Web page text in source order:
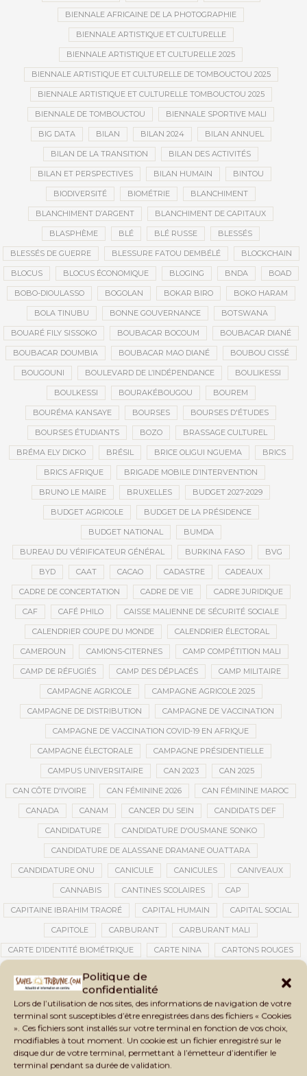
Politique de
confidentialité
Lors de l’utilisation de nos sites, des informations de navigation de votre
terminal sont susceptibles d’être enregistrées dans des fichiers « Cookies
». Ces fichiers sont installés sur votre terminal en fonction de vos choix,
modifiables à tout moment. Un cookie est un fichier enregistré sur le
disque dur de votre terminal, permettant à l’émetteur d’identifier le
terminal pendant sa durée de validation.
BIENNALE AFRICAINE DE LA PHOTOGRAPHIE
BIENNALE ARTISTIQUE ET CULTURELLE
BIENNALE ARTISTIQUE ET CULTURELLE 2025
BIENNALE ARTISTIQUE ET CULTURELLE DE TOMBOUCTOU 2025
BIENNALE ARTISTIQUE ET CULTURELLE TOMBOUCTOU 2025
BIENNALE DE TOMBOUCTOU BIENNALE SPORTIVE MALI
BIG DATA BILAN BILAN 2024 BILAN ANNUEL
BILAN DE LA TRANSITION BILAN DES ACTIVITÉS
BILAN ET PERSPECTIVES BILAN HUMAIN BINTOU
BIODIVERSITÉ BIOMÉTRIE BLANCHIMENT
BLANCHIMENT D’ARGENT BLANCHIMENT DE CAPITAUX
BLASPHÈME BLÉ BLÉ RUSSE BLESSÉS
BLESSÉS DE GUERRE BLESSURE FATOU DEMBÉLÉ BLOCKCHAIN
BLOCUS BLOCUS ÉCONOMIQUE BLOGING BNDA BOAD
BOBO-DIOULASSO BOGOLAN BOKAR BIRO BOKO HARAM
BOLA TINUBU BONNE GOUVERNANCE BOTSWANA
BOUARÉ FILY SISSOKO BOUBACAR BOCOUM BOUBACAR DIANÉ
BOUBACAR DOUMBIA BOUBACAR MAO DIANÉ BOUBOU CISSÉ
BOUGOUNI BOULEVARD DE L’INDÉPENDANCE BOULIKESSI
BOULKESSI BOURAKÉBOUGOU BOUREM
BOURÉMA KANSAYE BOURSES BOURSES D'ÉTUDES
BOURSES ÉTUDIANTS BOZO BRASSAGE CULTUREL
BRÉMA ELY DICKO BRÉSIL BRICE OLIGUI NGUEMA BRICS
BRICS AFRIQUE BRIGADE MOBILE D’INTERVENTION
BRUNO LE MAIRE BRUXELLES BUDGET 2027-2029
BUDGET AGRICOLE BUDGET DE LA PRÉSIDENCE
BUDGET NATIONAL BUMDA
BUREAU DU VÉRIFICATEUR GÉNÉRAL BURKINA FASO BVG
BYD CAAT CACAO CADASTRE CADEAUX
CADRE DE CONCERTATION CADRE DE VIE CADRE JURIDIQUE
CAF CAFÉ PHILO CAISSE MALIENNE DE SÉCURITÉ SOCIALE
CALENDRIER COUPE DU MONDE CALENDRIER ÉLECTORAL
CAMEROUN CAMIONS-CITERNES CAMP COMPÉTITION MALI
CAMP DE RÉFUGIÉS CAMP DES DÉPLACÉS CAMP MILITAIRE
CAMPAGNE AGRICOLE CAMPAGNE AGRICOLE 2025
CAMPAGNE DE DISTRIBUTION CAMPAGNE DE VACCINATION
CAMPAGNE DE VACCINATION COVID-19 EN AFRIQUE
CAMPAGNE ÉLECTORALE CAMPAGNE PRÉSIDENTIELLE
CAMPUS UNIVERSITAIRE CAN 2023 CAN 2025
CAN CÔTE D'IVOIRE CAN FÉMININE 2026 CAN FÉMININE MAROC
CANADA CANAM CANCER DU SEIN CANDIDATS DEF
CANDIDATURE CANDIDATURE D'OUSMANE SONKO
CANDIDATURE DE ALASSANE DRAMANE OUATTARA
CANDIDATURE ONU CANICULE CANICULES CANIVEAUX
CANNABIS CANTINES SCOLAIRES CAP
CAPITAINE IBRAHIM TRAORÉ CAPITAL HUMAIN CAPITAL SOCIAL
CAPITOLE CARBURANT CARBURANT MALI
CARTE D’IDENTITÉ BIOMÉTRIQUE CARTE NINA CARTONS ROUGES
CATASTROPHES CLIMATIQUES
CAUTION 10 000 DOLLARS CAUTION DE VISA CDAT CECOGEC
CÉDÉAO CEDEAO CEI CÉLÉBRATION NATIONALE CEMAC
CEMAPI CEN-SNESUP CENOU CENSURE
CENTRAFRIQUE CENTRALE SOLAIRE